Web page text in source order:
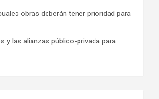
obras deberán tener prioridad para
y las alianzas público-privada para